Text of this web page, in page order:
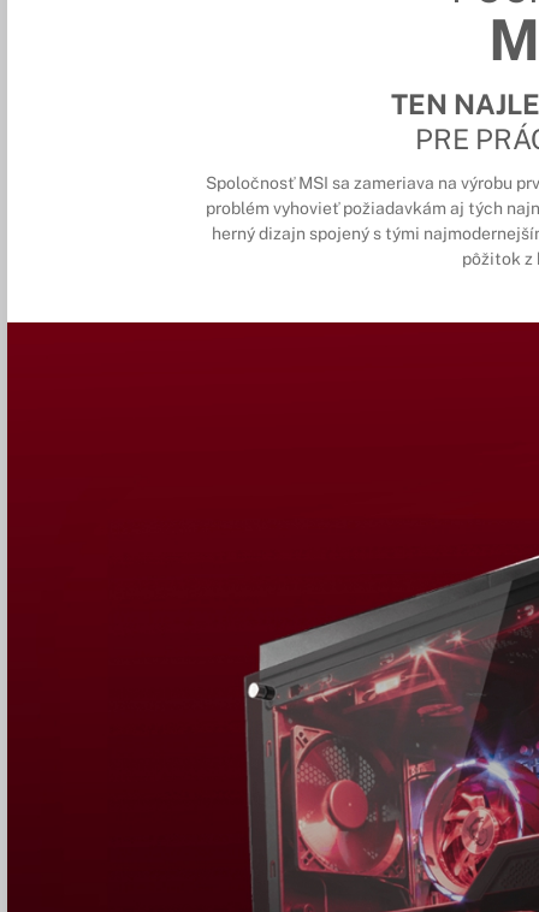
TEN
PRE
Spoločnosť MSI sa zameriava na výrobu
problém vyhovieť požiadavkám aj tých
herný dizajn spojený s tými
pôžitok z